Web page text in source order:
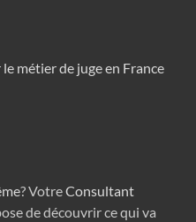
métier de juge en France
? VotreConsultant
de découvrir ce qui va